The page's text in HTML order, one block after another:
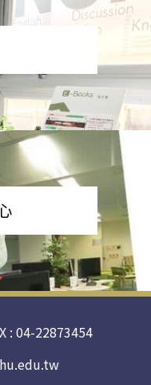
: 04-22873454